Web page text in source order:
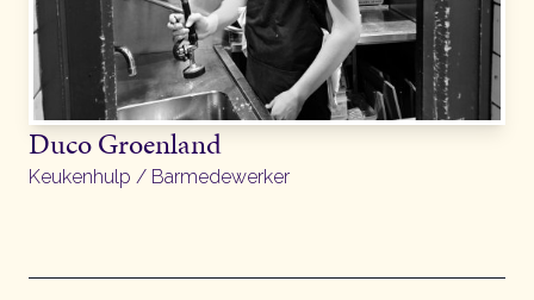
Duco Groenland
Keukenhulp / Barmedewerker